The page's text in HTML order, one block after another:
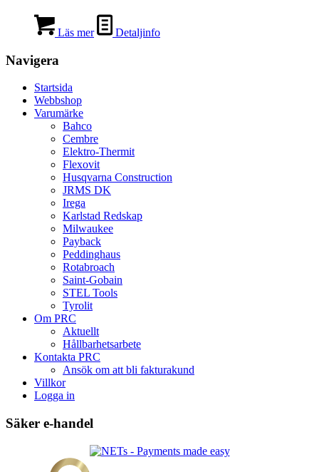
Läs mer Detaljinfo
Navigera
Startsida
Webbshop
Varumärke
Bahco
Cembre
Elektro-Thermit
Flexovit
Husqvarna Construction
JRMS DK
Irega
Karlstad Redskap
Milwaukee
Payback
Peddinghaus
Rotabroach
Saint-Gobain
STEL Tools
Tyrolit
Om PRC
Aktuellt
Hållbarhetsarbete
Kontakta PRC
Ansök om att bli fakturakund
Villkor
Logga in
Säker e-handel